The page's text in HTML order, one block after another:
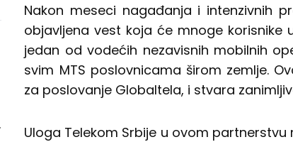
Nakon meseci nagađanja i intenzivnih
objavljena vest koja će mnoge korisnike
jedan od vodećih nezavisnih mobilnih
svim MTS poslovnicama širom zemlje.
za poslovanje Globaltela, i stvara
Uloga Telekom Srbije u ovom